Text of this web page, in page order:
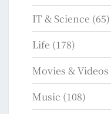
IT & Science (65)
Life (178)
Movies & Videos
Music (108)